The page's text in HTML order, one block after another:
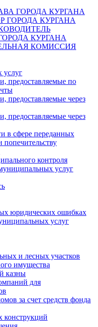
ГОРОДА КУРГАНА
ГОРОДА КУРГАНА
КУРГАНА
КОМИССИЯ
услуг
предоставляемые по
предоставляемые через
предоставляемые через
в сфере переданных
контроля
услуг
юридических ошибках
услуг
и лесных участков
имущества
казны
для
за счет средств фонда
конструкций